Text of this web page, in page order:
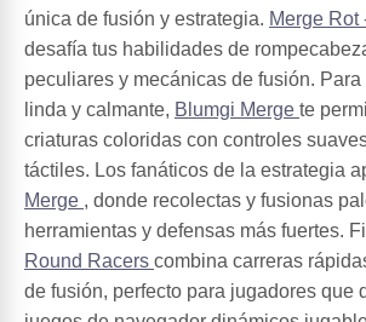
única de fusión y estrategia. Merge Rot
desafía tus habilidades de
peculiares y mecánicas de fusión.
linda y calmante, Blumgi Merge te
criaturas coloridas con controles
táctiles. Los fanáticos de la estrategia
Merge , donde recolectas y fusionas
herramientas y defensas más fuertes.
Round Racers combina carreras
de fusión, perfecto para jugadores que